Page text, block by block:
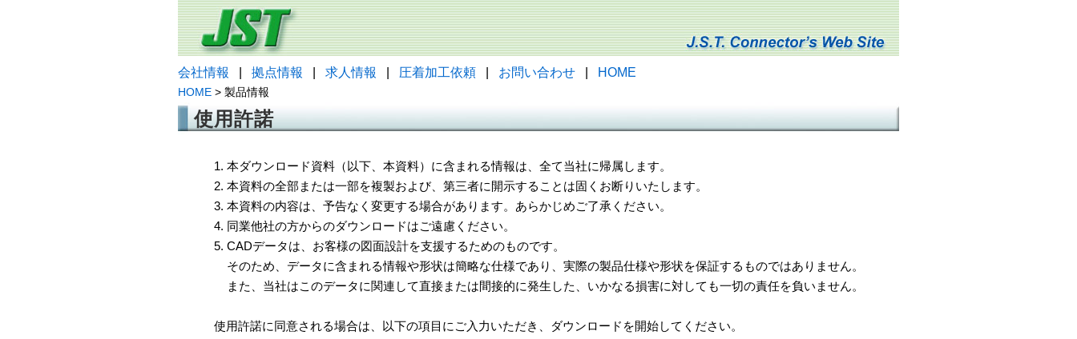
会社情報 拠点情報 求人情報 圧着加工依頼 お問い合わせ HOME
HOME > 製品情報
使用許諾
1. 本ダウンロード資料（以下、本資料）に含まれる情報は、全て当社に帰属します。
2. 本資料の全部または一部を複製および、第三者に開示することは固くお断りいたします。
3. 本資料の内容は、予告なく変更する場合があります。あらかじめご了承ください。
4. 同業他社の方からのダウンロードはご遠慮ください。
5. CADデータは、お客様の図面設計を支援するためのものです。
そのため、データに含まれる情報や形状は簡略な仕様であり、実際の製品仕様や形状を保証するものではありません。
また、当社はこのデータに関連して直接または間接的に発生した、いかなる損害に対しても一切の責任を負いません。
使用許諾に同意される場合は、以下の項目にご入力いただき、ダウンロードを開始してください。